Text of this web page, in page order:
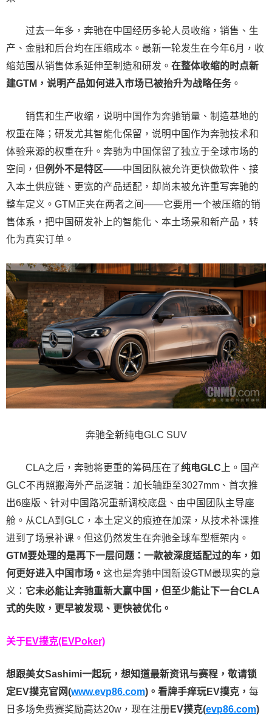
过去一年多，奔驰在中国经历多轮人员收缩，销售、生
产、金融和后台均在压缩成本。最新一轮发生在今年6月，收
缩范围从销售体系延伸至制造和研发。 在整体收缩的时点新
建GTM，说明产品如何进入市场已被抬升为战略任务 。
销售和生产收缩，说明中国作为奔驰销量、制造基地的
权重在降；研发尤其智能化保留，说明中国作为奔驰技术和
体验来源的权重在升。奔驰为中国保留了独立于全球市场的
空间，但例外不是特区——中国团队被允许更快做软件、接
入本土供应链、更宽的产品适配，却尚未被允许重写奔驰的
整车定义。GTM正夹在两者之间——它要用一个被压缩的销
售体系，把中国研发补上的智能化、本土场景和新产品，转
化为真实订单。
奔驰全新纯电GLC SUV
CLA之后，奔驰将更重的筹码压在了纯电GLC 上。国产
GLC不再照搬海外产品逻辑：加长轴距至3027mm、首次推
出6座版、针对中国路况重新调校底盘、由中国团队主导座
舱。从CLA到GLC，本土定义的痕迹在加深，从技术补课推
进到了场景补课。但这仍然发生在奔驰全球车型框架内。
GTM要处理的是再下一层问题：一款被深度适配过的车，如
何更好进入中国市场。 这也是奔驰中国新设GTM最现实的意
义： 它未必能让奔驰重新大赢中国，但至少能让下一台CLA
式的失败，更早被发现、更快被优化。
关于EV撲克(EVPoker)
想跟美女Sashimi一起玩， 想知道最新资讯与赛程， 敬请锁
定EV撲克官网(www.evp86.com)。 看牌手痒玩EV撲克， 每
日多场免费赛奖励高达20w，现在注册 EV撲克(evp86.com)